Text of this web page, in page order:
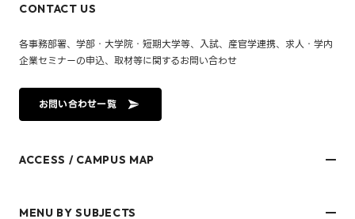
CONTACT US
各事務部署、学部・大学院・短期大学等、入試、産官学連携、求人・学内
企業セミナーの申込、取材等に関するお問い合わせ
お問い合わせ一覧
ACCESS / CAMPUS MAP
御幸キャンパス(運動施設)
MENU BY SUBJECTS